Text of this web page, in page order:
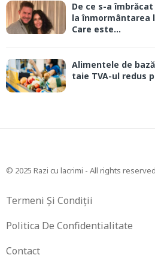
De ce s-a
la înmormântarea
Care este...
Alimentele de
taie TVA-ul redus
© 2025 Razi cu lacrimi - All rights reserved
Termeni Și Condiții
Politica De Confidentialitate
Contact